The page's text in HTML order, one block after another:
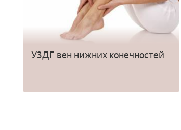
УЗДГ вен нижних конечностей